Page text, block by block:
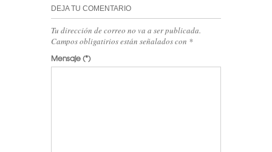
DEJA TU COMENTARIO
Tu dirección de correo no va a ser publicada.
Campos obligatirios están señalados con *
Mensaje(*)